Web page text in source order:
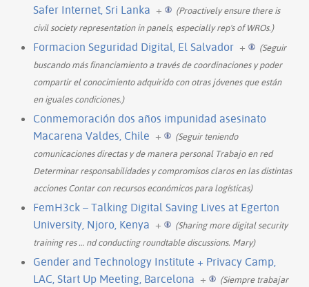
Safer Internet, Sri Lanka +
(Proactively ensure there is
civil society representation in panels, especially rep's of WROs.)
Formacion Seguridad Digital, El Salvador +
(Seguir
buscando más financiamiento a través de coordinaciones y poder
compartir el conocimiento adquirido con otras jóvenes que están
en iguales condiciones.)
Conmemoración dos años impunidad asesinato
Macarena Valdes, Chile +
(Seguir teniendo
comunicaciones directas y de manera personal Trabajo en red
Determinar responsabilidades y compromisos claros en las distintas
acciones Contar con recursos económicos para logísticas)
FemH3ck – Talking Digital Saving Lives at Egerton
University, Njoro, Kenya +
(Sharing more digital security
training res… nd conducting roundtable discussions. Mary)
Gender and Technology Institute + Privacy Camp,
LAC, Start Up Meeting, Barcelona + (Siempre trabajar